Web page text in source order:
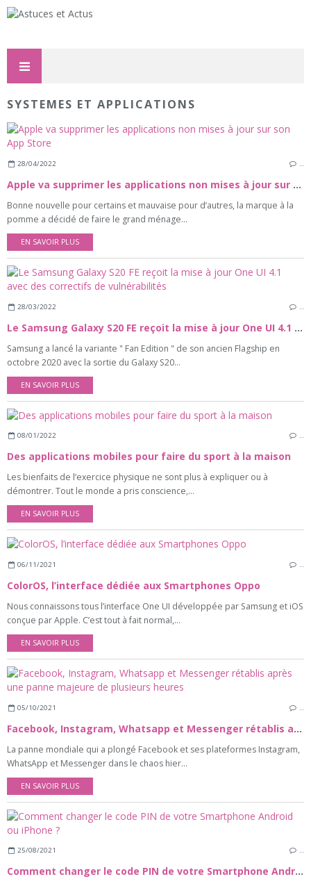
SYSTEMES ET APPLICATIONS
28/04/2022 …
Apple va supprimer les applications non mises à jour sur son App Store
Bonne nouvelle pour certains et mauvaise pour d’autres, la marque à la
pomme a décidé de faire le grand ménage...
EN SAVOIR PLUS
28/03/2022 …
Le Samsung Galaxy S20 FE reçoit la mise à jour One UI 4.1 avec des correctifs de vulnérabilités
Samsung a lancé la variante " Fan Edition " de son ancien Flagship en
octobre 2020 avec la sortie du Galaxy S20...
EN SAVOIR PLUS
08/01/2022 …
Des applications mobiles pour faire du sport à la maison
Les bienfaits de l’exercice physique ne sont plus à expliquer ou à
démontrer. Tout le monde a pris conscience,...
EN SAVOIR PLUS
06/11/2021 …
ColorOS, l’interface dédiée aux Smartphones Oppo
Nous connaissons tous l’interface One UI développée par Samsung et iOS
conçue par Apple. C’est tout à fait normal,...
EN SAVOIR PLUS
05/10/2021
Facebook, Instagram, Whatsapp et Messenger rétablis après une panne majeure de plusieurs heures
La panne mondiale qui a plongé Facebook et ses plateformes Instagram,
WhatsApp et Messenger dans le chaos hier...
EN SAVOIR PLUS
25/08/2021 …
Comment changer le code PIN de votre Smartphone Android ou iPhone ?